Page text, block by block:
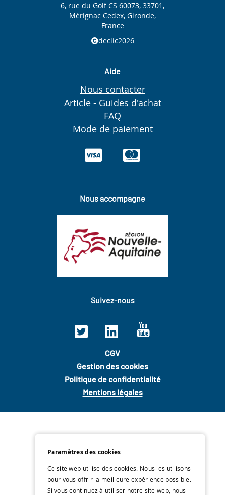
6, rue du Golf CS 60073, 33701,
Mérignac Cedex, Gironde,
France
declic2026
Aide
Nous contacter
Article - Guides d'achat
FAQ
Mode de paiement
Nous accompagne
Suivez-nous
CGV
Gestion des cookies
Politique de confidentialité
Mentions légales
Paramètres des cookies
Ce site web utilise des cookies. Nous les utilisons
pour vous offrir la meilleure expérience possible.
Si vous continuez à utiliser notre site web, nous